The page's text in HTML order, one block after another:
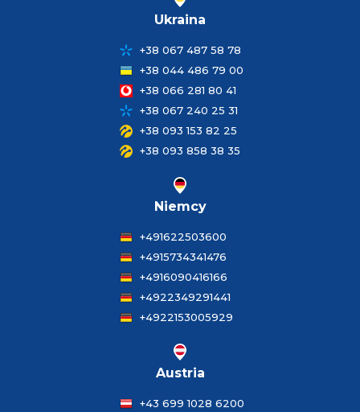
Ukraina
+38 067 487 58 78
+38 044 486 79 00
+38 066 281 80 41
+38 067 240 25 31
+38 093 153 82 25
+38 093 858 38 35
Niemcy
+491622503600
+4915734341476
+4916090416166
+4922349291441
+4922153005929
Austria
+43 699 1028 6200